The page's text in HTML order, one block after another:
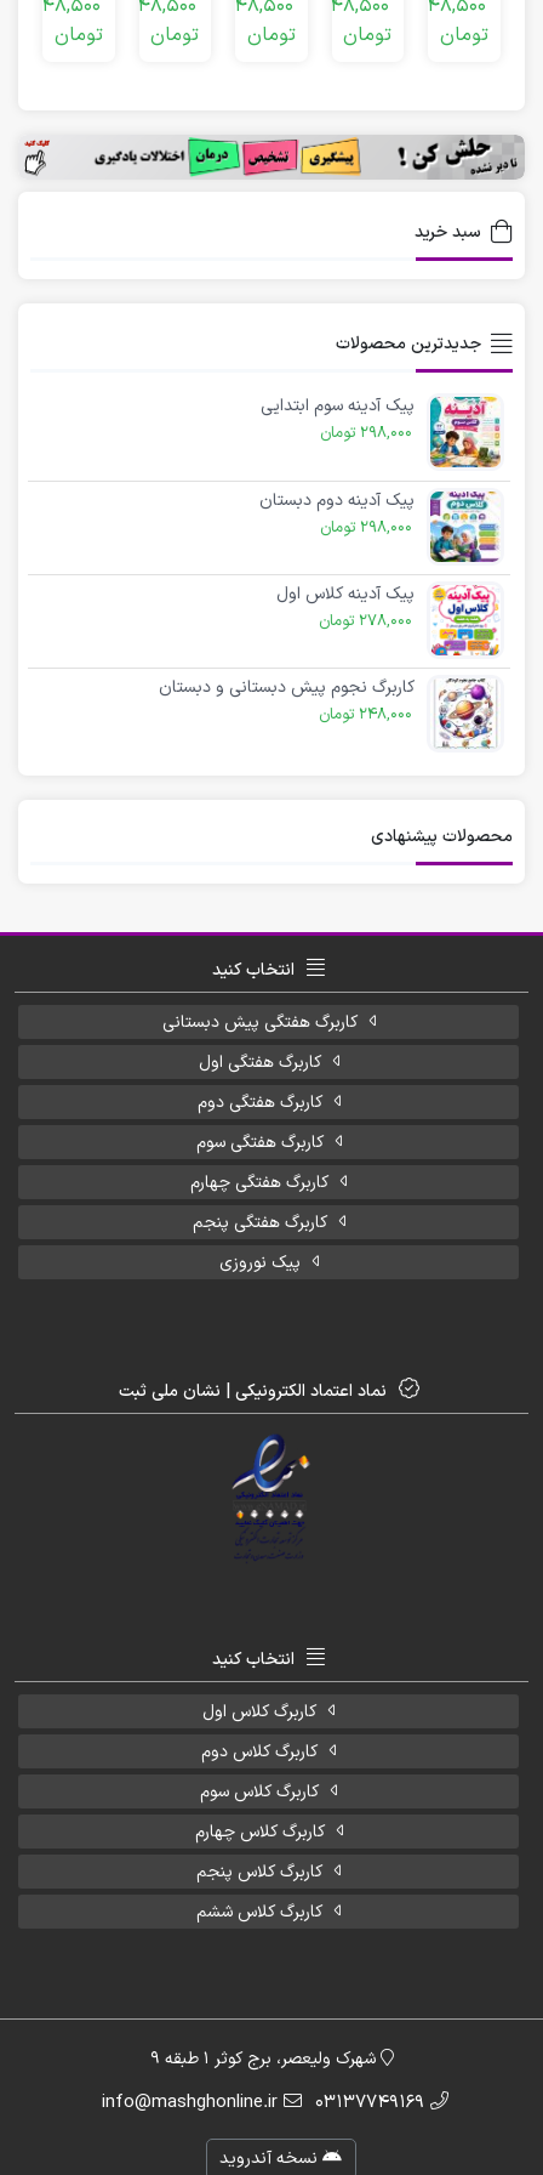
اجتماعی
سوم
48,500
تومان
های
آسمان
48,500
تومان
سوم
دبستان
48,500
تومان
سوم
دبستان
48,500
تومان
سوم
دبستان
48,500
تومان
سبد خرید
جدیدترین محصولات
پیک آدینه سوم ابتدایی
298,000 تومان
پیک آدینه دوم دبستان
298,000 تومان
پیک آدینه کلاس اول
278,000 تومان
کاربرگ نجوم پیش دبستانی و دبستان
248,000 تومان
محصولات پیشنهادی
انتخاب کنید
کاربرگ هفتگی پیش دبستانی
کاربرگ هفتگی اول
کاربرگ هفتگی دوم
کاربرگ هفتگی سوم
کاربرگ هفتگی چهارم
کاربرگ هفتگی پنجم
پیک نوروزی
نماد اعتماد الکترونیکی | نشان ملی ثبت
انتخاب کنید
کاربرگ کلاس اول
کاربرگ کلاس دوم
کاربرگ کلاس سوم
کاربرگ کلاس چهارم
کاربرگ کلاس پنجم
کاربرگ کلاس ششم
شهرک ولیعصر، برج کوثر 1 طبقه 9
03137749169
info@mashghonline.ir
نسخه آندروید